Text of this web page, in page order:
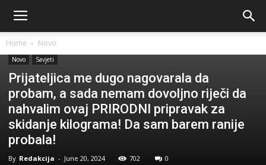
Home Novo
Novo Savjeti
Prijateljica me dugo nagovarala da
probam, a sada nemam dovoljno riječi da
nahvalim ovaj PRIRODNI pripravak za
skidanje kilograma! Da sam barem ranije
probala!
By Redakcija - June 20, 2024 702 0